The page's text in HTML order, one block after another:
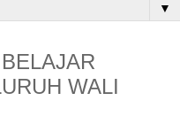
▼
WALI